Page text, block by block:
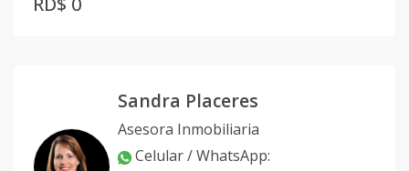
Sandra Placeres
Asesora Inmobiliaria
Celular / WhatsApp: